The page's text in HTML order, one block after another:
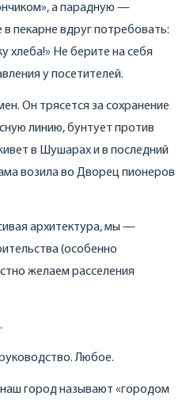
а парадную —
пекарне вдруг потребовать:
хлеба!» Не берите на себя
у посетителей.
Он трясется за сохранение
линию, бунтует против
в Шушарах и в последний
возила во Дворец пионеров
архитектура, мы —
(особенно
желаем расселения
Любое.
город называют «городом